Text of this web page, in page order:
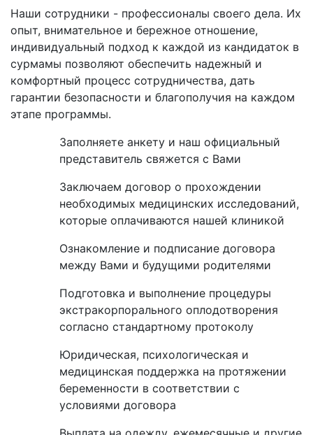
Наши сотрудники - профессионалы своего дела. Их
опыт, внимательное и бережное отношение,
индивидуальный подход к каждой из кандидаток в
сурмамы позволяют обеспечить надежный и
комфортный процесс сотрудничества, дать
гарантии безопасности и благополучия на каждом
этапе программы.
Заполняете анкету и наш официальный
представитель свяжется с Вами
Заключаем договор о прохождении
необходимых медицинских исследований,
которые оплачиваются нашей клиникой
Ознакомление и подписание договора
между Вами и будущими родителями
Подготовка и выполнение процедуры
экстракорпорального оплодотворения
согласно стандартному протоколу
Юридическая, психологическая и
медицинская поддержка на протяжении
беременности в соответствии с
условиями договора